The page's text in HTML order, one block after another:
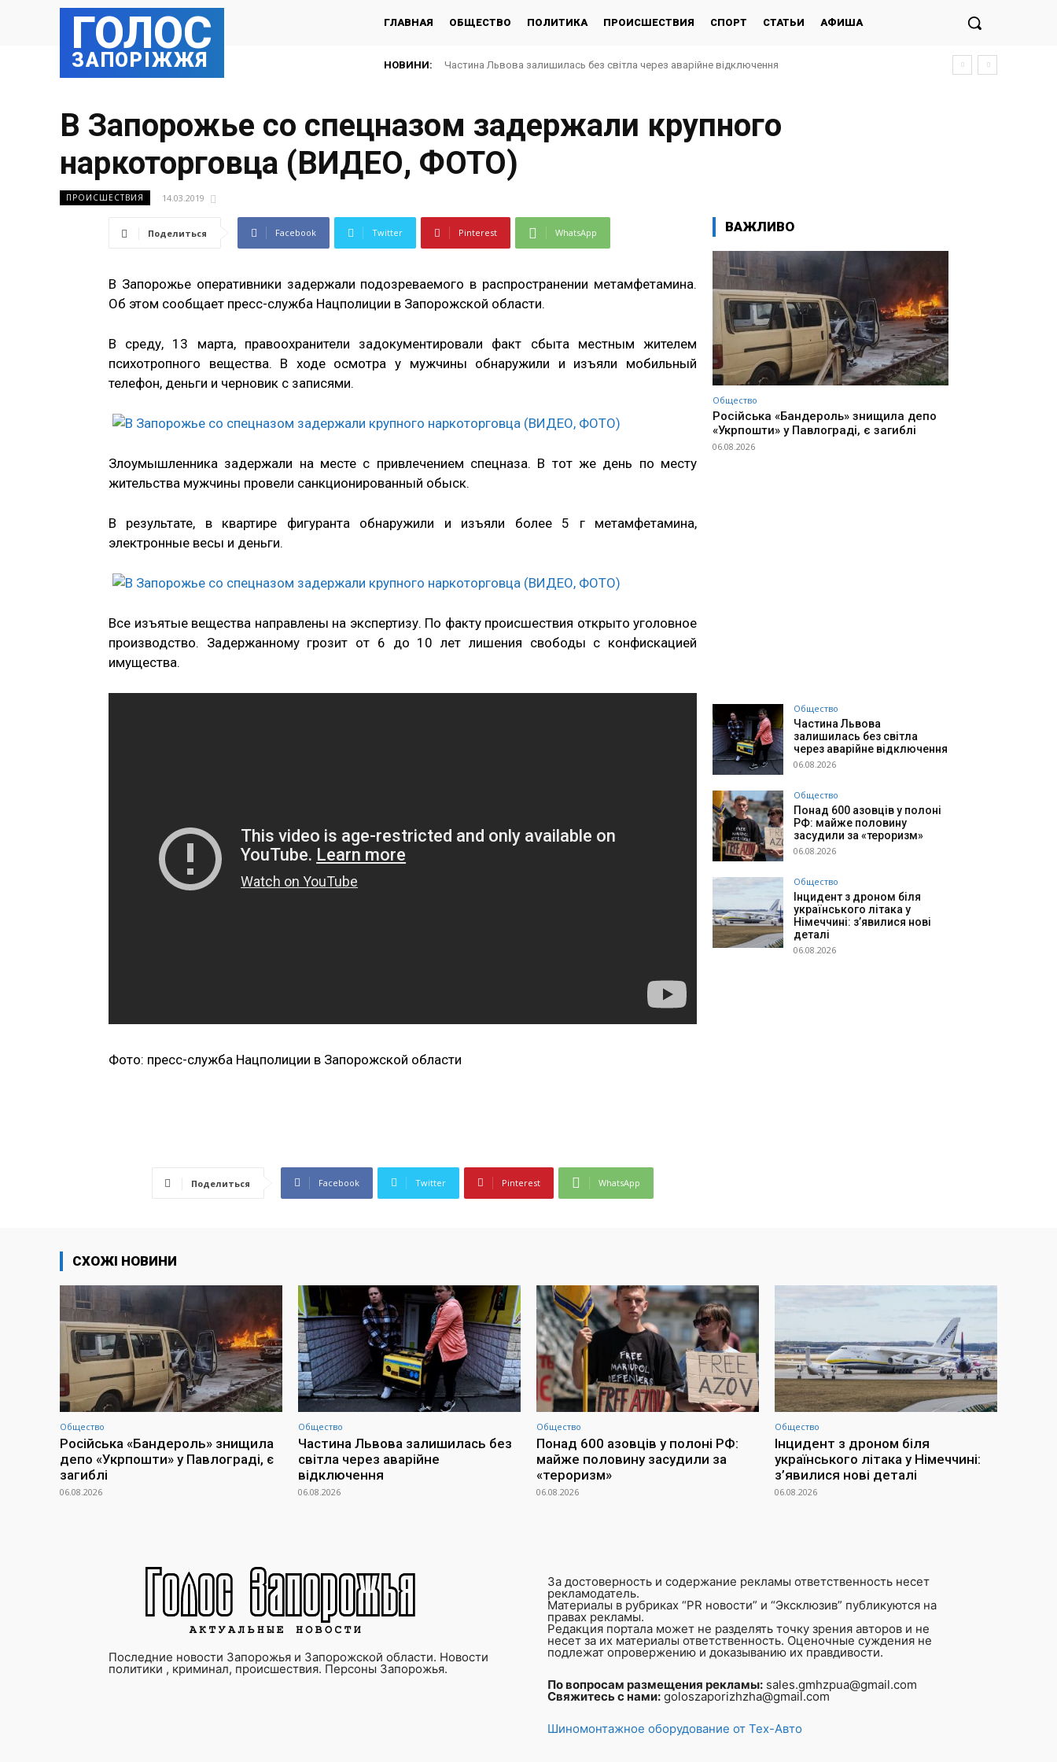
ГОЛОС
ЗАПОРІЖЖЯ
ГЛАВНАЯ ОБЩЕСТВО ПОЛИТИКА ПРОИСШЕСТВИЯ СПОРТ СТАТЬИ АФИША
НОВИНИ: Частина Львова залишилась без світла через аварійне відключення
Понад 600 азовців у полоні РФ: майже половину засудили за «тероризм»
В Запорожье со спецназом задержали крупного
наркоторговца (ВИДЕО, ФОТО)
ПРОИСШЕСТВИЯ 14.03.2019
Поделиться Facebook Twitter Pinterest WhatsApp
В Запорожье оперативники задержали подозреваемого в распространении метамфетамина.
Об этом сообщает пресс-служба Нацполиции в Запорожской области.
В среду, 13 марта, правоохранители задокументировали факт сбыта местным жителем
психотропного вещества. В ходе осмотра у мужчины обнаружили и изъяли мобильный
телефон, деньги и черновик с записями.
Злоумышленника задержали на месте с привлечением спецназа. В тот же день по месту
жительства мужчины провели санкционированный обыск.
В результате, в квартире фигуранта обнаружили и изъяли более 5 г метамфетамина,
электронные весы и деньги.
Все изъятые вещества направлены на экспертизу. По факту происшествия открыто уголовное
производство. Задержанному грозит от 6 до 10 лет лишения свободы с конфискацией
имущества.
Фото: пресс-служба Нацполиции в Запорожской области
Поделиться Facebook Twitter Pinterest WhatsApp
ВАЖЛИВО
Общество
Російська «Бандероль» знищила депо
«Укрпошти» у Павлограді, є загиблі
06.08.2026
Общество
Частина Львова
залишилась без світла
через аварійне відключення
06.08.2026
Общество
Понад 600 азовців у полоні
РФ: майже половину
засудили за «тероризм»
06.08.2026
Общество
Інцидент з дроном біля
українського літака у
Німеччині: з’явилися нові
деталі
06.08.2026
СХОЖІ НОВИНИ
Общество
Російська «Бандероль» знищила
депо «Укрпошти» у Павлограді, є
загиблі
06.08.2026
Общество
Частина Львова залишилась без
світла через аварійне
відключення
06.08.2026
Общество
Понад 600 азовців у полоні РФ:
майже половину засудили за
«тероризм»
06.08.2026
Общество
Інцидент з дроном біля
українського літака у Німеччині:
з’явилися нові деталі
06.08.2026
Последние новости Запорожья и Запорожской области. Новости
политики , криминал, происшествия. Персоны Запорожья.
За достоверность и содержание рекламы ответственность несет
рекламодатель.
Материалы в рубриках “PR новости” и “Эксклюзив” публикуются на
правах рекламы.
Редакция портала может не разделять точку зрения авторов и не
несет за их материалы ответственность. Оценочные суждения не
подлежат опровержению и доказыванию их правдивости.
По вопросам размещения рекламы: sales.gmhzpua@gmail.com
Свяжитесь с нами: goloszaporizhzha@gmail.com
Шиномонтажное оборудование от Тех-Авто